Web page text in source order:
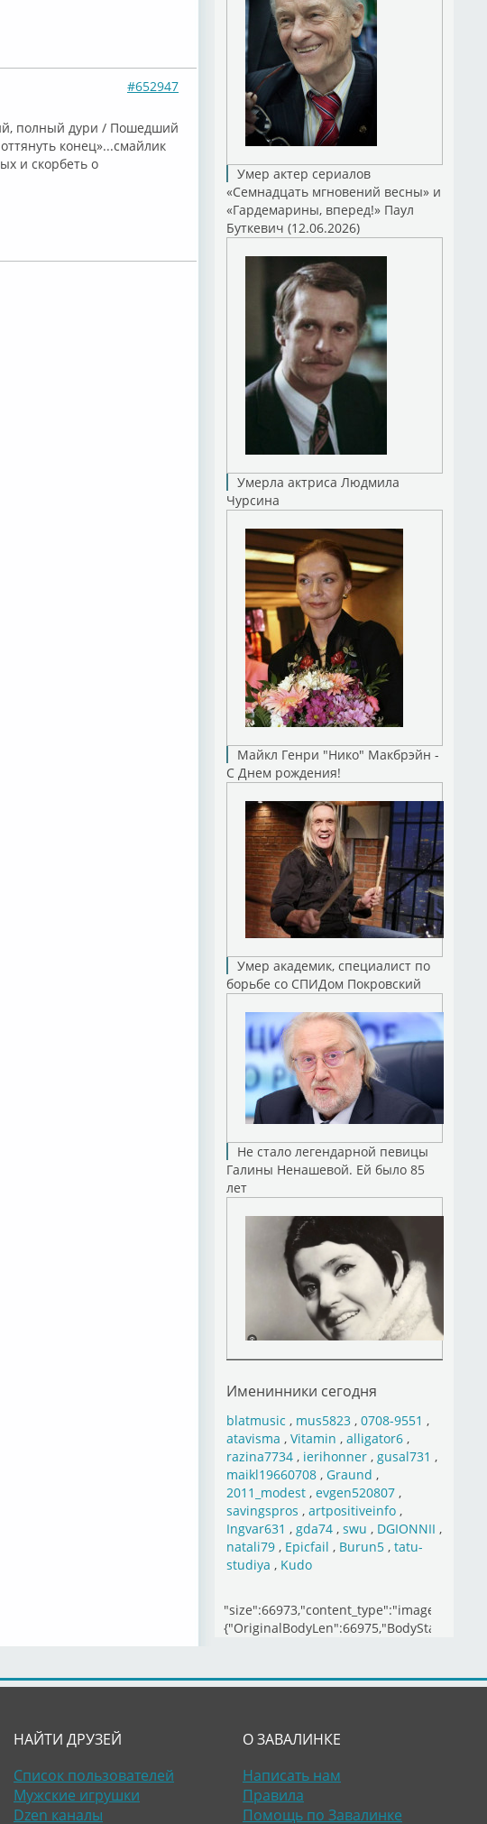
#652947
полный дури / Пошедший
конец»...смайлик
и скорбеть о
Умер актер сериалов
«Семнадцать мгновений весны» и
«Гардемарины, вперед!» Паул
Буткевич (12.06.2026)
Умерла актриса Людмила
Чурсина
Майкл Генри "Нико" Макбрэйн -
С Днем рождения!
Умер академик, специалист по
борьбе со СПИДом Покровский
Не стало легендарной певицы
Галины Ненашевой. Ей было 85
лет
Именинники сегодня
blatmusic , mus5823, 0708-9551 ,
atavisma , Vitamin , alligator6,
razina7734, ierihonner, gusal731 ,
maikl19660708, Graund ,
2011_modest, evgen520807,
savingspros , artpositiveinfo,
Ingvar631 , gda74, swu , DGIONNII ,
natali79, Epicfail , Burun5, tatu-
studiya , Kudo
"size":66973,"content_type":"image/
НАЙТИ ДРУЗЕЙ
Список пользователей
Мужские игрушки
Dzen каналы
О ЗАВАЛИНКЕ
Написать нам
Правила
Помощь по Завалинке